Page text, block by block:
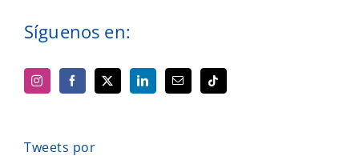
Síguenos en:
Tweets por